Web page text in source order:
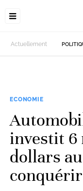
Actuellement
ECONOMIE
investit 6
dollars